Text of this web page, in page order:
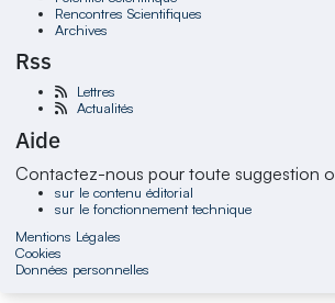
Rencontres Scientifiques
Archives
Rss
Lettres
Actualités
Aide
Contactez-nous pour toute suggestion
sur le contenu éditorial
sur le fonctionnement technique
Mentions Légales
Cookies
Données personnelles